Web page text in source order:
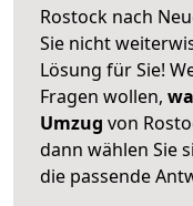
Rostock nach
Sie nicht
Lösung für Sie!
Fragen wollen,
Umzug von
dann wählen Sie
die passende